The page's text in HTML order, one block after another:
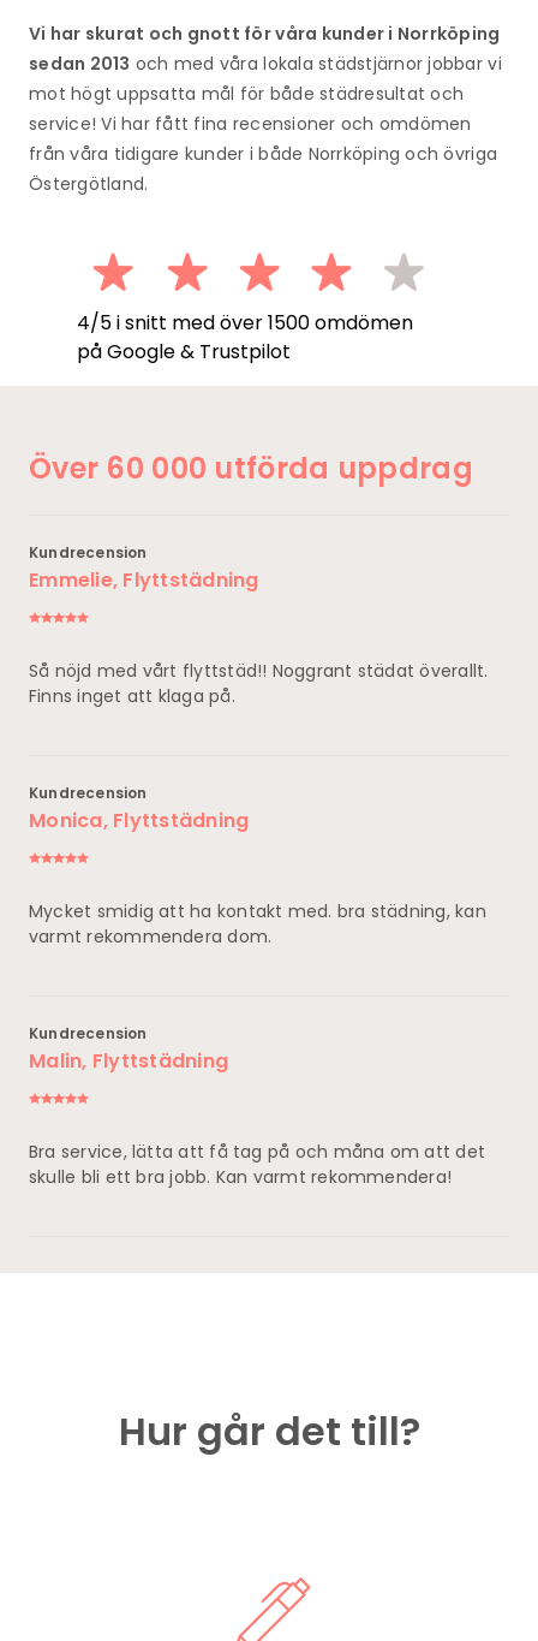
Vi har skurat och gnott för våra kunder i Norrköping
sedan 2013 och med våra lokala städstjärnor jobbar vi
mot högt uppsatta mål för både städresultat och
service!Vi har fått fina recensioner och omdömen
från våra tidigare kunder i både Norrköping och övriga
Östergötland.
4/5 i snitt med över 1500 omdömen
på Google & Trustpilot
Över 60 000 utförda uppdrag
Kundrecension
Emmelie, Flyttstädning
Så nöjd med vårt flyttstäd!! Noggrant städat överallt.
Finns inget att klaga på.
Kundrecension
Monica, Flyttstädning
Mycket smidig att ha kontakt med. bra städning, kan
varmt rekommendera dom.
Kundrecension
Malin, Flyttstädning
Bra service, lätta att få tag på och måna om att det
skulle bli ett bra jobb. Kan varmt rekommendera!
Hur går det till?